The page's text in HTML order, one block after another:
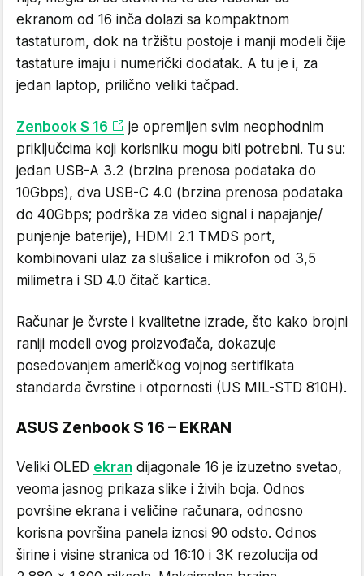
ekranom od 16 inča dolazi sa kompaktnom
tastaturom, dok na tržištu postoje i manji modeli čije
tastature imaju i numerički dodatak. A tu je i, za
jedan laptop, prilično veliki tačpad.
Zenbook S 16
je opremljen svim neophodnim
priključcima koji korisniku mogu biti potrebni. Tu su:
jedan USB-A 3.2 (brzina prenosa podataka do
10Gbps), dva USB-C 4.0 (brzina prenosa podataka
do 40Gbps; podrška za video signal i napajanje/
punjenje baterije), HDMI 2.1 TMDS port,
kombinovani ulaz za slušalice i mikrofon od 3,5
milimetra i SD 4.0 čitač kartica.
Računar je čvrste i kvalitetne izrade, što kako brojni
raniji modeli ovog proizvođača, dokazuje
posedovanjem američkog vojnog sertifikata
standarda čvrstine i otpornosti (US MIL-STD 810H).
ASUS Zenbook S 16 – EKRAN
Veliki OLED ekran dijagonale 16 je izuzetno svetao,
veoma jasnog prikaza slike i živih boja. Odnos
površine ekrana i veličine računara, odnosno
korisna površina panela iznosi 90 odsto. Odnos
širine i visine stranica od 16:10 i 3K rezolucija od